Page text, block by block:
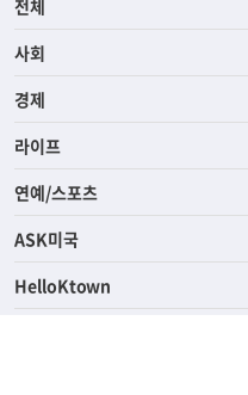
전체
사회
경제
라이프
연예/스포츠
ASK미국
HelloKtown